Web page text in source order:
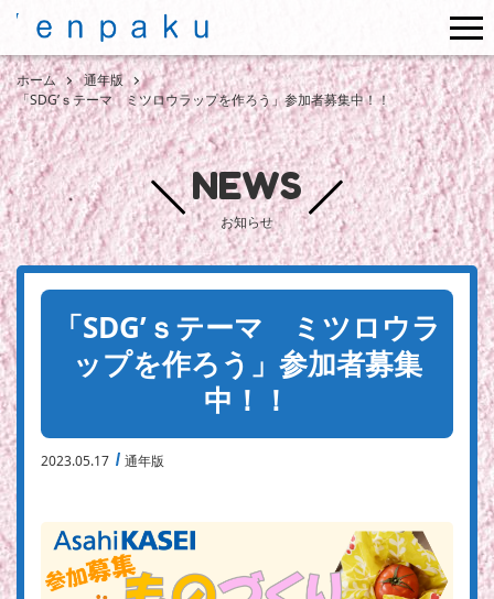
ホーム
通年版
「SDG’ｓテーマ ミツロウラップを作ろう」参加者募集中！！
NEWS
お知らせ
「SDG’ｓテーマ ミツロウラ
ップを作ろう」参加者募集
中！！
2023.05.17 通年版